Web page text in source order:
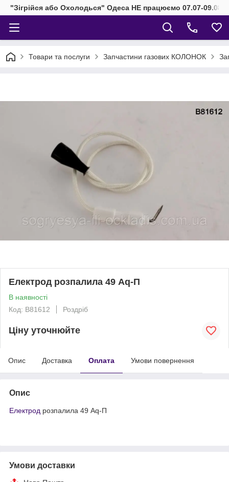
"Зігрійся або Охолодься" Одеса НЕ працюємо 07.07-
Товари та послуги Запчастини газових КОЛОНОК
Електрод розпалила 49 Aq-П
В наявності
Код: B81612
Роздріб
Ціну уточнюйте
Опис Доставка Оплата Умови повернення
Опис
Електрод розпалила 49 Aq-П
Умови доставки